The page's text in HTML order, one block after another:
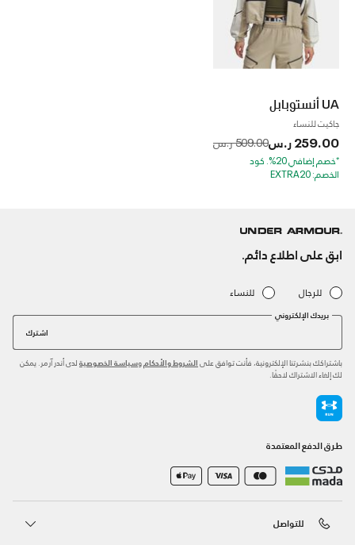
UA أنستوبابل
جاكيت للنساء
259.00 ر.س Price reduced from
509.00 ر.س to
*خصم إضافي 20%. كود
الخصم: EXTRA20
ابق على اطلاع دائم.
للرجال للنساء
بريدك الإلكتروني
اشترك
باشتراكك بنشرتنا الإلكترونية، فأنت توافق على الشروط والأحكام وسياسة الخصوصية لدى أندر آرمر. يمكن
لك إلغاء الاشتراك لاحقًا.
طرق الدفع المعتمدة
للتواصل